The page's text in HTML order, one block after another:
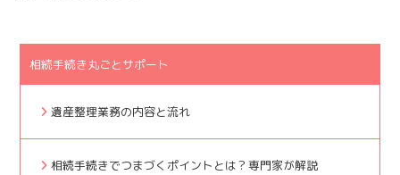
相続手続き丸ごとサポート
遺産整理業務の内容と流れ
相続手続きでつまづくポイントとは？専門家が解説